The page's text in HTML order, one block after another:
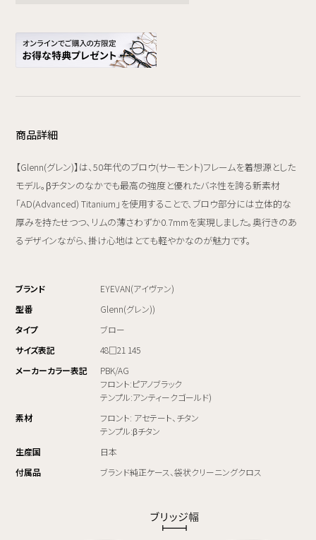
商品詳細
【Glenn(グレン)】は、50年代のブロウ(サーモント)フレームを着想源とした
モデル。βチタンのなかでも最高の強度と優れたバネ性を誇る新素材
「AD(Advanced) Titanium」を使用することで、ブロウ部分には立体的な
厚みを持たせつつ、リムの薄さわずか0.7mmを実現しました。奥行きのあ
るデザインながら、掛け心地はとても軽やかなのが魅力です。
ブランド
EYEVAN(アイヴァン)
型番
Glenn(グレン))
タイプ
ブロー
サイズ表記
48□21 145
メーカーカラー表記
PBK/AG
フロント:ピアノブラック
テンプル:アンティークゴールド)
素材
フロント: アセテート、チタン
テンプル:βチタン
生産国
日本
付属品
ブランド純正ケース、袋状クリーニングクロス